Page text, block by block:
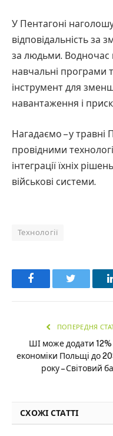
У Пентагоні
відповідальність за
за людьми.
навчальні програми
інструмент для
навантаження і
Нагадаємо – у травні
провідними
інтеграції їхніх
військові системи.
Технології
Facebook
ПОПЕРЕДНЯ
ШІ може додати 12%
економіки Польщі до
року – Світовий
СХОЖІ СТАТТІ